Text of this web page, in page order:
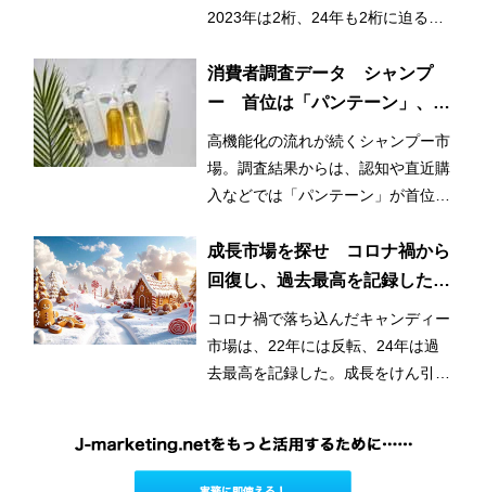
2023年は2桁、24年も2桁に迫る成
消費者調査データ シャンプ
ー 首位は「パンテーン」、迫
る「ラックス」、再購入意向に
は高機能ブランド並ぶ
高機能化の流れが続くシャンプー市
場。調査結果からは、認知や直近購
入などでは「パンテーン」が首位を
なブランドが上位に並んだ。
成長市場を探せ コロナ禍から
回復し、過去最高を記録したキ
ャンディー
コロナ禍で落ち込んだキャンディー
市場は、22年には反転、24年は過
去最高を記録した。成長をけん引し